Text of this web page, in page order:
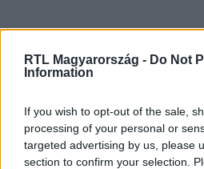
RTL Magyarország - Do Not
Information
If you wish to opt-out of the sale,
processing of your personal or
targeted advertising by us, please
section to confirm your selection.
legyen a Google-